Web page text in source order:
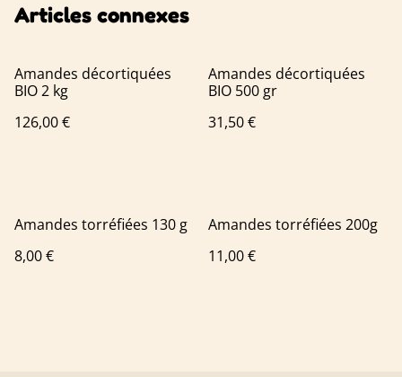
Articles connexes
Amandes décortiquées
BIO 2 kg
126,00 €
Amandes décortiquées
BIO 500 gr
31,50 €
Amandes torréfiées 130 g
8,00 €
Amandes torréfiées 200g
11,00 €